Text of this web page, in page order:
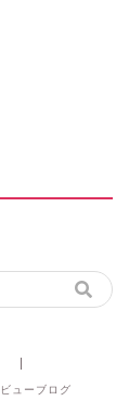
ューブログ